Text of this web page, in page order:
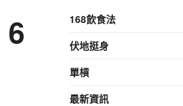
168飲食法
伏地挺身
單槓
最新資訊